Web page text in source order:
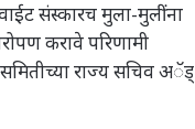
संस्कारच मुला-मुलींना
करावे परिणामी
समितीच्या राज्य सचिव अॅड्